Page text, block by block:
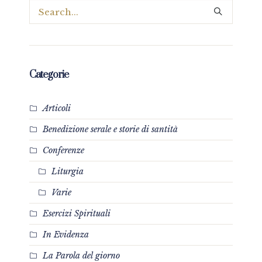
Categorie
Articoli
Benedizione serale e storie di santità
Conferenze
Liturgia
Varie
Esercizi Spirituali
In Evidenza
La Parola del giorno